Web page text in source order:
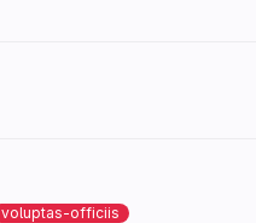
voluptas-officiis